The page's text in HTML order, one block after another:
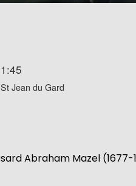
Jean du Gard
Abraham Mazel (1677-